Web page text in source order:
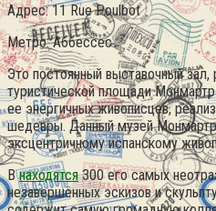
Адрес: 11 Rue Poulbot
Метро: Аббессес
Это постоянный выставочный
туристической площади
ее энергичных живописцев,
шедевры. Данный музей
эксцентричному испанскому
Внаходятся300 его самых
незавершённых эскизов и